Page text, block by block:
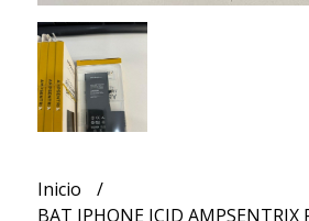
Inicio
BAT IPHONE JCID AMPSENTRIX